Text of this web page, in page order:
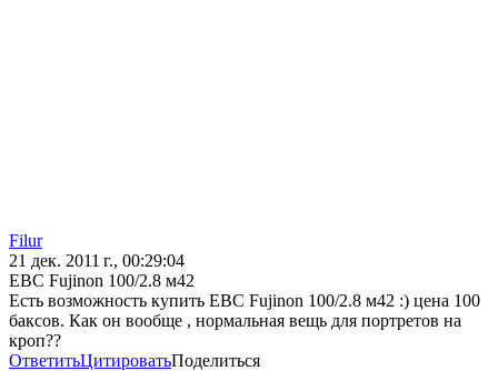
Filur
21 дек. 2011 г., 00:29:04
EBC Fujinon 100/2.8 м42
Есть возможность купить EBC Fujinon 100/2.8 м42 :) цена 100
баксов. Как он вообще , нормальная вещь для портретов на
кроп??
ОтветитьЦитироватьПоделиться